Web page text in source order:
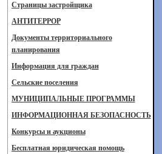
Страницы застройщика
АНТИТЕРРОР
Документы территориального
планирования
Информация для граждан
Сельские поселения
МУНИЦИПАЛЬНЫЕ ПРОГРАММЫ
ИНФОРМАЦИОННАЯ БЕЗОПАСНОСТЬ
Конкурсы и аукционы
Бесплатная юридическая помощь